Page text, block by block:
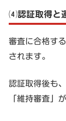
⑷認証取得と
審査に合格す
されます。
認証取得後も
「維持審査」